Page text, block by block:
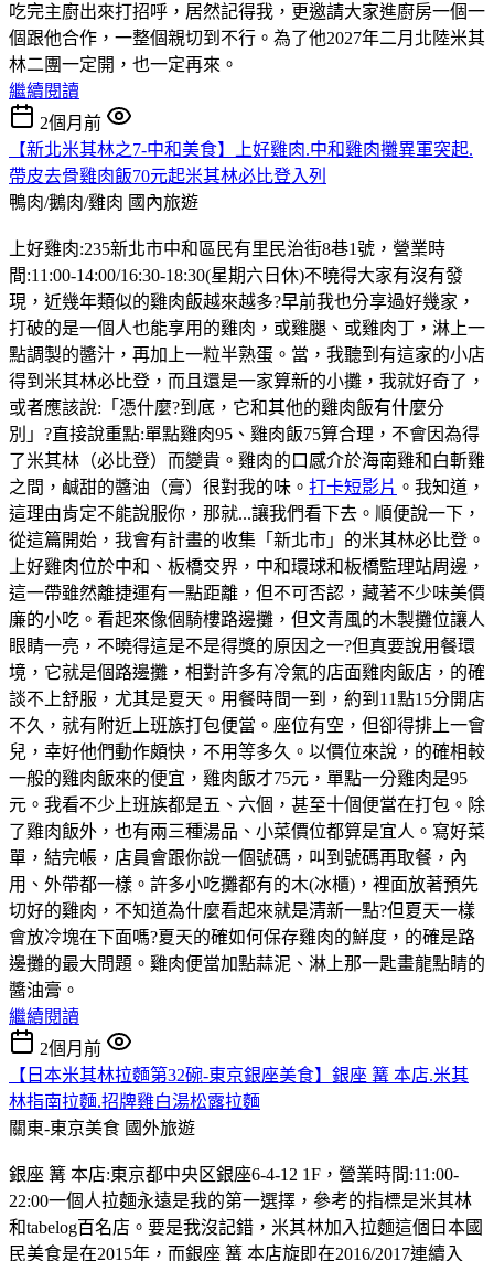
吃完主廚出來打招呼，居然記得我，更邀請大家進廚房一個一
個跟他合作，一整個親切到不行。為了他2027年二月北陸米其
林二團一定開，也一定再來。
繼續閱讀
2個月前
【新北米其林之7-中和美食】上好雞肉.中和雞肉攤異軍突起.
帶皮去骨雞肉飯70元起米其林必比登入列
鴨肉/鵝肉/雞肉 國內旅遊
上好雞肉:235新北市中和區民有里民治街8巷1號，營業時
間:11:00-14:00/16:30-18:30(星期六日休)不曉得大家有沒有發
現，近幾年類似的雞肉飯越來越多?早前我也分享過好幾家，
打破的是一個人也能享用的雞肉，或雞腿、或雞肉丁，淋上一
點調製的醬汁，再加上一粒半熟蛋。當，我聽到有這家的小店
得到米其林必比登，而且還是一家算新的小攤，我就好奇了，
或者應該說:「憑什麼?到底，它和其他的雞肉飯有什麼分
別」?直接說重點:單點雞肉95、雞肉飯75算合理，不會因為得
了米其林（必比登）而變貴。雞肉的口感介於海南雞和白斬雞
之間，鹹甜的醬油（膏）很對我的味。 打卡短影片 。我知道，
這理由肯定不能說服你，那就...讓我們看下去。順便說一下，
從這篇開始，我會有計畫的收集「新北市」的米其林必比登。
上好雞肉位於中和、板橋交界，中和環球和板橋監理站周邊，
這一帶雖然離捷運有一點距離，但不可否認，藏著不少味美價
廉的小吃。看起來像個騎樓路邊攤，但文青風的木製攤位讓人
眼睛一亮，不曉得這是不是得獎的原因之一?但真要說用餐環
境，它就是個路邊攤，相對許多有冷氣的店面雞肉飯店，的確
談不上舒服，尤其是夏天。用餐時間一到，約到11點15分開店
不久，就有附近上班族打包便當。座位有空，但卻得排上一會
兒，幸好他們動作頗快，不用等多久。以價位來說，的確相較
一般的雞肉飯來的便宜，雞肉飯才75元，單點一分雞肉是95
元。我看不少上班族都是五、六個，甚至十個便當在打包。除
了雞肉飯外，也有兩三種湯品、小菜價位都算是宜人。寫好菜
單，結完帳，店員會跟你說一個號碼，叫到號碼再取餐，內
用、外帶都一樣。許多小吃攤都有的木(冰櫃)，裡面放著預先
切好的雞肉，不知道為什麼看起來就是清新一點?但夏天一樣
會放冷塊在下面嗎?夏天的確如何保存雞肉的鮮度，的確是路
邊攤的最大問題。雞肉便當加點蒜泥、淋上那一匙畫龍點睛的
醬油膏。
繼續閱讀
2個月前
【日本米其林拉麵第32碗-東京銀座美食】銀座 篝 本店.米其
林指南拉麵.招牌雞白湯松露拉麵
關東-東京美食 國外旅遊
銀座 篝 本店:東京都中央区銀座6-4-12 1F，營業時間:11:00-
22:00一個人拉麵永遠是我的第一選擇，參考的指標是米其林
和tabelog百名店。要是我沒記錯，米其林加入拉麵這個日本國
民美食是在2015年，而銀座 篝 本店旋即在2016/2017連續入